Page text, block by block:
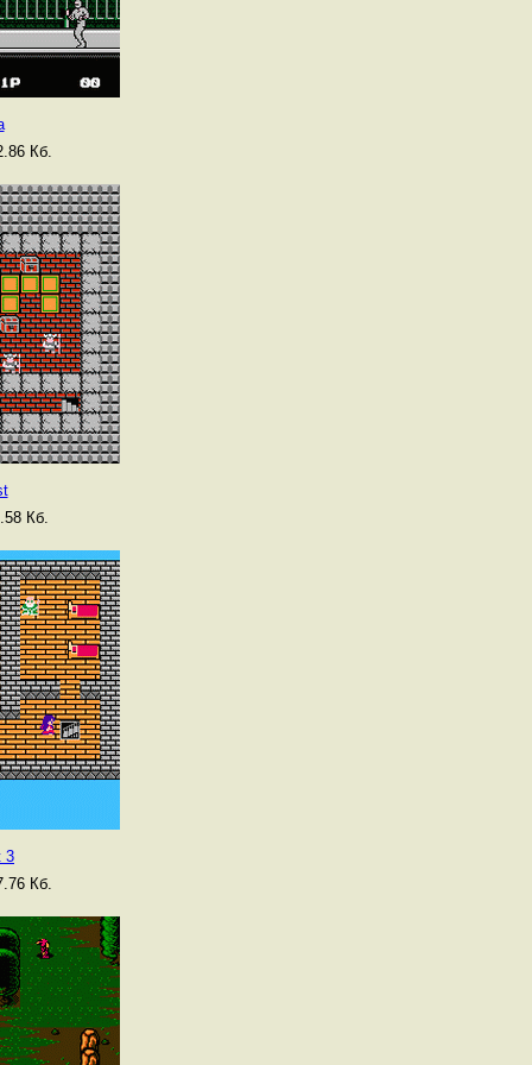
Кб.
Кб.
3
Кб.